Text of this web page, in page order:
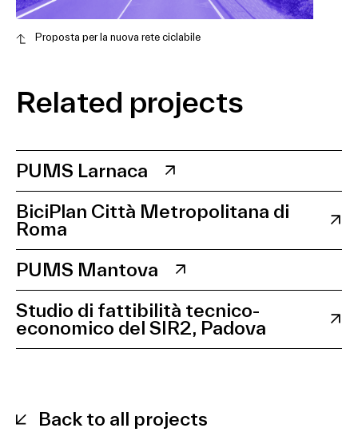
Proposta per la nuova rete ciclabile
Related projects
PUMS Larnaca
BiciPlan Città Metropolitana di
Roma
PUMS Mantova
Studio di fattibilità tecnico-
economico del SIR2, Padova
Back to all projects